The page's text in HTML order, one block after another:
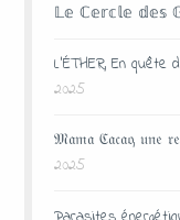
𝕃𝕖 ℂ𝕖𝕣𝕔𝕝𝕖 𝕕𝕖𝕤
L’ÉTHER, En
2025
𝔐𝔞𝔪𝔞 ℭ𝔞𝔠𝔞𝔬, 𝔲𝔫𝔢
2025